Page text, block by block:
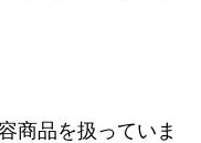
商品を扱っていま